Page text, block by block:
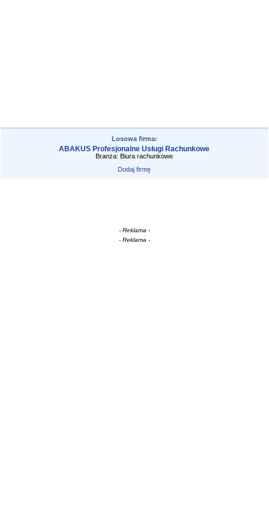
Losowa firma:
ABAKUS Profesjonalne Usługi Rachunkowe
Branża: Biura rachunkowe
Dodaj firmę
- Reklama -
- Reklama -